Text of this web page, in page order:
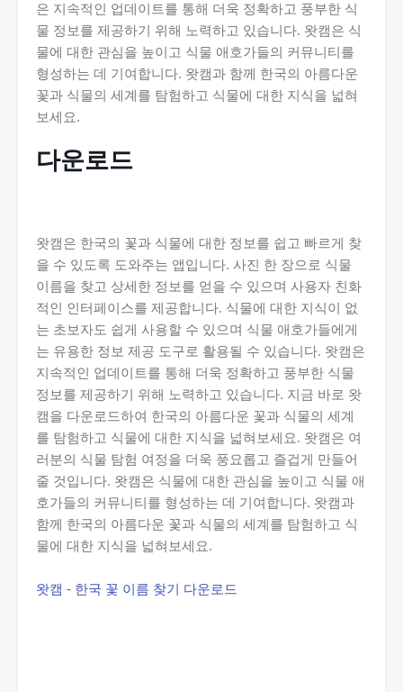
은 지속적인 업데이트를 통해 더욱 정확하고 풍부한 식
물 정보를 제공하기 위해 노력하고 있습니다. 왓캠은 식
물에 대한 관심을 높이고 식물 애호가들의 커뮤니티를
형성하는 데 기여합니다. 왓캠과 함께 한국의 아름다운
꽃과 식물의 세계를 탐험하고 식물에 대한 지식을 넓혀
보세요.
다운로드
왓캠은 한국의 꽃과 식물에 대한 정보를 쉽고 빠르게 찾
을 수 있도록 도와주는 앱입니다. 사진 한 장으로 식물
이름을 찾고 상세한 정보를 얻을 수 있으며 사용자 친화
적인 인터페이스를 제공합니다. 식물에 대한 지식이 없
는 초보자도 쉽게 사용할 수 있으며 식물 애호가들에게
는 유용한 정보 제공 도구로 활용될 수 있습니다. 왓캠은
지속적인 업데이트를 통해 더욱 정확하고 풍부한 식물
정보를 제공하기 위해 노력하고 있습니다. 지금 바로 왓
캠을 다운로드하여 한국의 아름다운 꽃과 식물의 세계
를 탐험하고 식물에 대한 지식을 넓혀보세요. 왓캠은 여
러분의 식물 탐험 여정을 더욱 풍요롭고 즐겁게 만들어
줄 것입니다. 왓캠은 식물에 대한 관심을 높이고 식물 애
호가들의 커뮤니티를 형성하는 데 기여합니다. 왓캠과
함께 한국의 아름다운 꽃과 식물의 세계를 탐험하고 식
물에 대한 지식을 넓혀보세요.
왓캠 - 한국 꽃 이름 찾기 다운로드